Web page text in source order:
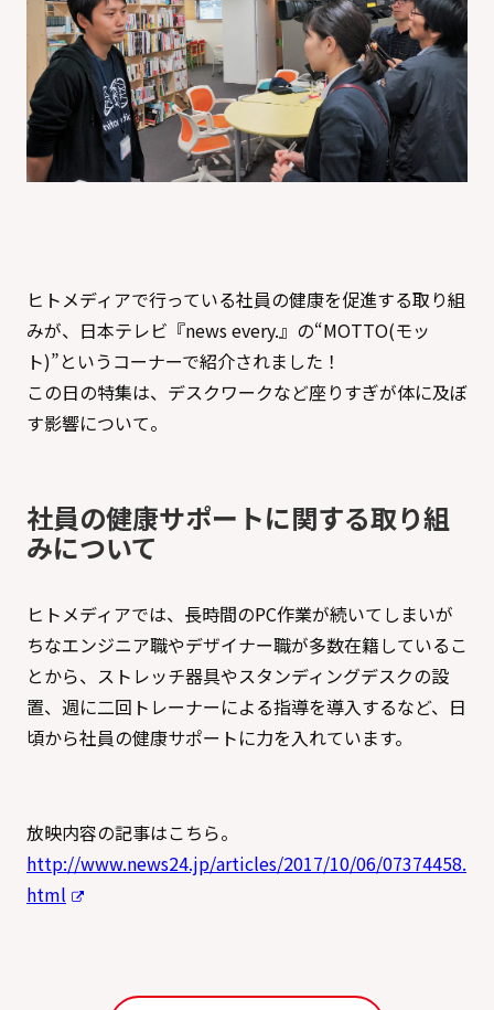
ヒトメディアで行っている社員の健康を促進する取り組
みが、日本テレビ『news every.』の“MOTTO(モッ
ト)”というコーナーで紹介されました！
この日の特集は、デスクワークなど座りすぎが体に及ぼ
す影響について。
社員の健康サポートに関する取り組
みについて
ヒトメディアでは、長時間のPC作業が続いてしまいが
ちなエンジニア職やデザイナー職が多数在籍しているこ
とから、ストレッチ器具やスタンディングデスクの設
置、週に二回トレーナーによる指導を導入するなど、日
頃から社員の健康サポートに力を入れています。
放映内容の記事はこちら。
http://www.news24.jp/articles/2017/10/06/07374458.
html